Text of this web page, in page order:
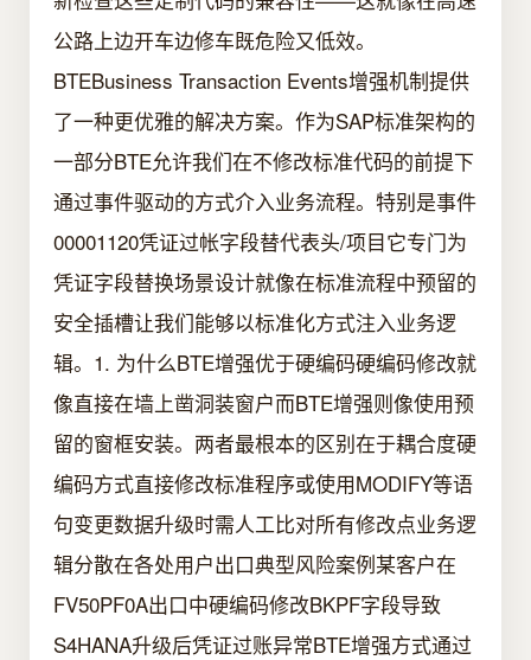
公路上边开车边修车既危险又低效。
BTEBusiness Transaction Events增强机制提供
了一种更优雅的解决方案。作为SAP标准架构的
一部分BTE允许我们在不修改标准代码的前提下
通过事件驱动的方式介入业务流程。特别是事件
00001120凭证过帐字段替代表头/项目它专门为
凭证字段替换场景设计就像在标准流程中预留的
安全插槽让我们能够以标准化方式注入业务逻
辑。1. 为什么BTE增强优于硬编码硬编码修改就
像直接在墙上凿洞装窗户而BTE增强则像使用预
留的窗框安装。两者最根本的区别在于耦合度硬
编码方式直接修改标准程序或使用MODIFY等语
句变更数据升级时需人工比对所有修改点业务逻
辑分散在各处用户出口典型风险案例某客户在
FV50PF0A出口中硬编码修改BKPF字段导致
S4HANA升级后凭证过账异常BTE增强方式通过